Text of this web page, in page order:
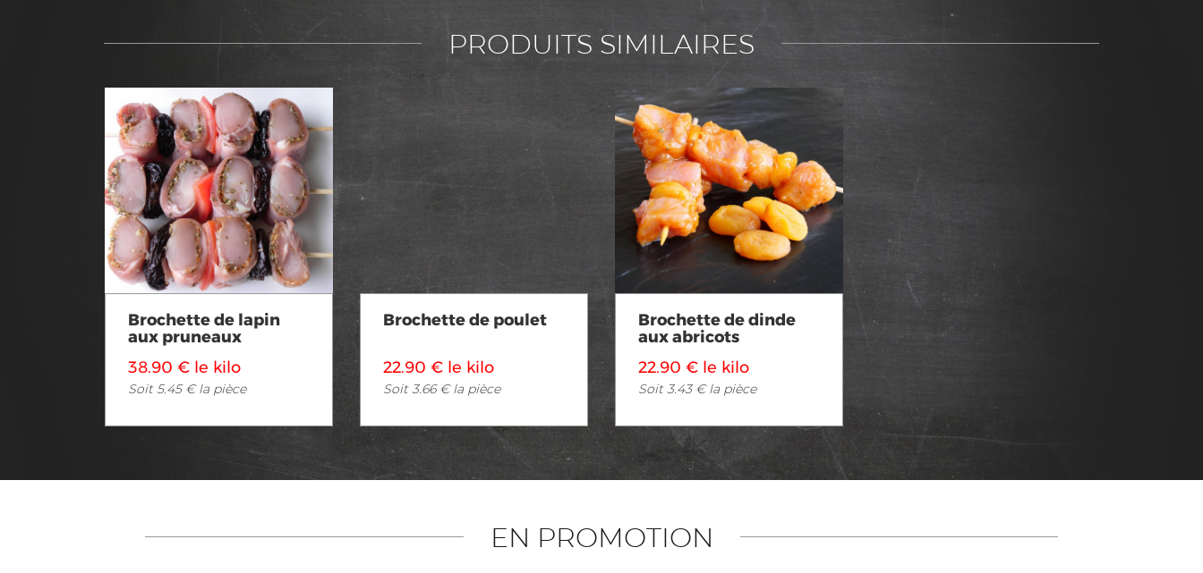
PRODUITS SIMILAIRES
Voir en détail
Brochette de lapin
aux pruneaux
38.90 € le kilo
Soit 5.45 € la pièce
Voir en détail
Brochette de poulet
22.90 € le kilo
Soit 3.66 € la pièce
Voir en détail
Brochette de dinde
aux abricots
22.90 € le kilo
Soit 3.43 € la pièce
EN PROMOTION